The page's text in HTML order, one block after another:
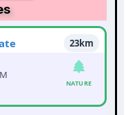
23km
NATURE